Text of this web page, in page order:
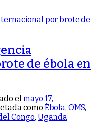
de ébola en
elmayo 17,
como Ébola, OMS,
Congo, Uganda